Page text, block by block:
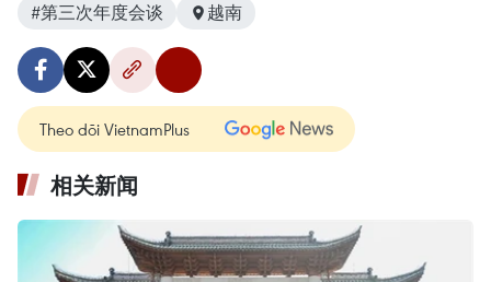
#第三次年度会谈
越南
Theo dõi VietnamPlus
相关新闻